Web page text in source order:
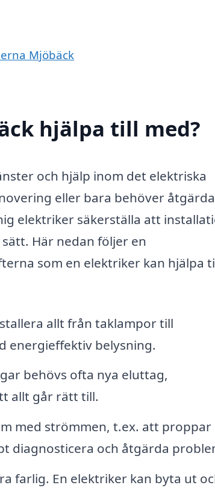
Mjöbäck
hjälpa till med?
och hjälp inom det elektriska
eller bara behöver åtgärda
elektriker säkerställa att
Här nedan följer en
som en elektriker kan hjälpa
allt från taklampor till
energieffektiv belysning.
behövs ofta nya eluttag,
allt går rätt till.
med strömmen, t.ex. att proppar
diagnosticera och åtgärda
farlig. En elektriker kan byta ut